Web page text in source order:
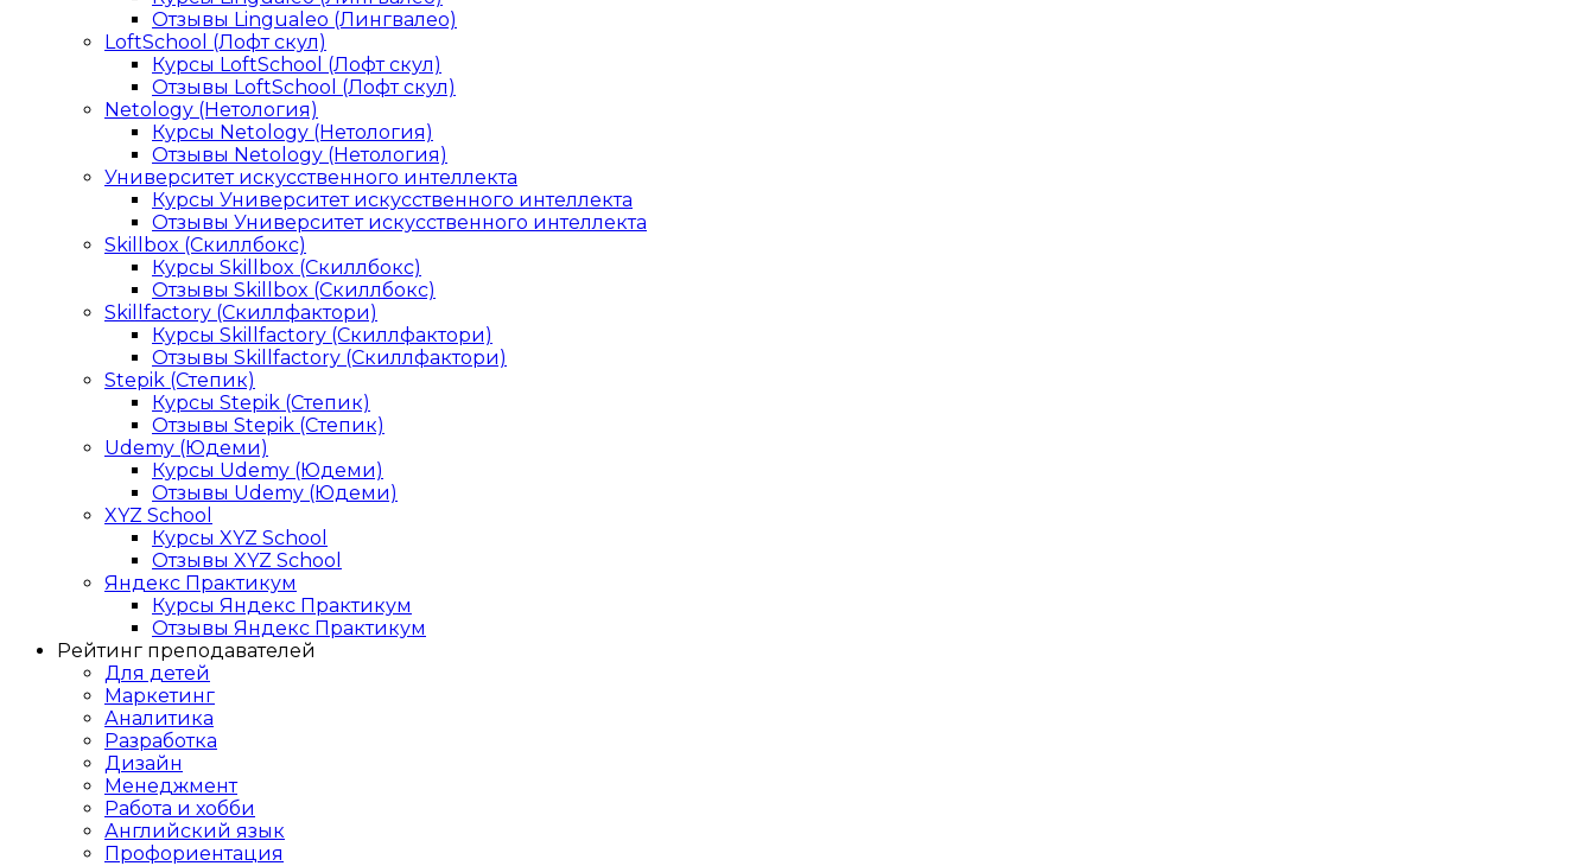
Отзывы Lingualeo (Лингвалео)
LoftSchool (Лофт скул)
Курсы LoftSchool (Лофт скул)
Отзывы LoftSchool (Лофт скул)
Netology (Нетология)
Курсы Netology (Нетология)
Отзывы Netology (Нетология)
Университет искусственного интеллекта
Курсы Университет искусственного интеллекта
Отзывы Университет искусственного интеллекта
Skillbox (Скиллбокс)
Курсы Skillbox (Скиллбокс)
Отзывы Skillbox (Скиллбокс)
Skillfactory (Скиллфактори)
Курсы Skillfactory (Скиллфактори)
Отзывы Skillfactory (Скиллфактори)
Stepik (Степик)
Курсы Stepik (Степик)
Отзывы Stepik (Степик)
Udemy (Юдеми)
Курсы Udemy (Юдеми)
Отзывы Udemy (Юдеми)
XYZ School
Курсы XYZ School
Отзывы XYZ School
Яндекс Практикум
Курсы Яндекс Практикум
Отзывы Яндекс Практикум
Рейтинг преподавателей
Для детей
Маркетинг
Аналитика
Разработка
Дизайн
Менеджмент
Работа и хобби
Английский язык
Профориентация